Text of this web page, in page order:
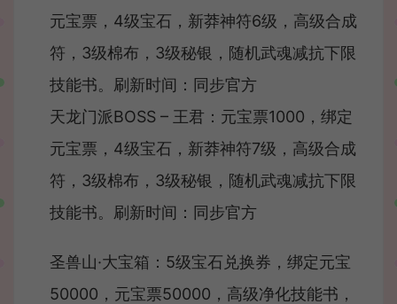
元宝票，4级宝石，新莽神符6级，高级合成
符，3级棉布，3级秘银，随机武魂减抗下限
技能书。刷新时间：同步官方
天龙门派BOSS – 王君：元宝票1000，绑定
元宝票，4级宝石，新莽神符7级，高级合成
符，3级棉布，3级秘银，随机武魂减抗下限
技能书。刷新时间：同步官方
圣兽山·大宝箱：5级宝石兑换券，绑定元宝
50000，元宝票50000，高级净化技能书，